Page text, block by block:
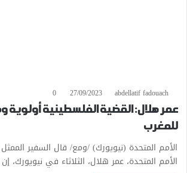
abdellatif fadouach
27/09/2023
0
عمر هلال: القضية الفلسطينية أولوية
للمغرب
الأمم المتحدة (نيويورك) /ومع/ قال السفير
الأمم المتحدة، عمر هلال، الثلاثاء في نيويورك،